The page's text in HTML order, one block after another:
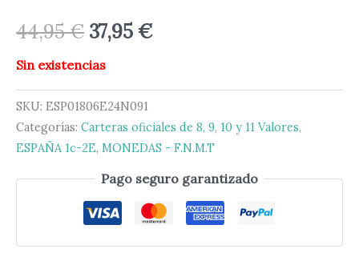
44,95€ 37,95€
Sin existencias
SKU: ESP01806E24N091
Categorías: Carteras oficiales de 8, 9, 10 y 11 Valores,
ESPAÑA 1c-2E, MONEDAS - F.N.M.T
Pago seguro garantizado